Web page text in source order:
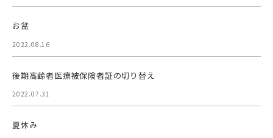
お盆
2022.08.16
後期高齢者医療被保険者証の切り替え
2022.07.31
夏休み